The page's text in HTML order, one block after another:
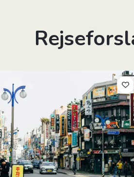
Storby og Natur: 6 Dage i Sydkorea